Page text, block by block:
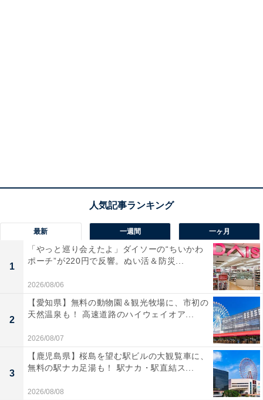
最新 一週間 一ヶ月
1
「やっと巡り会えたよ」ダイソーの“ちいかわ
ポーチ”が220円で反響。ぬい活＆防災...
2026/08/06
2
【愛知県】無料の動物園＆観光牧場に、市初の
天然温泉も！ 高速道路のハイウェイオア...
2026/08/07
3
【鹿児島県】桜島を望む駅ビルの大観覧車に、
無料の駅ナカ足湯も！ 駅ナカ・駅直結ス...
2026/08/08